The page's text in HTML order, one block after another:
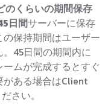
のくらいの期間保存
日間サーバーに保存
保持期間はユーザー
45日間の期間内に
ムが完成するとすぐ
がある場合はClient
さい。